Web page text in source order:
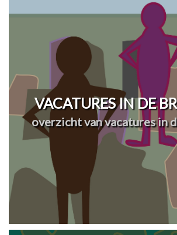
VACATURES IN DE
overzicht van vacatures in